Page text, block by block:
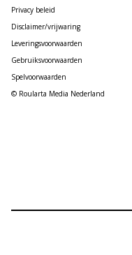
Privacy beleid
Disclaimer/vrijwaring
Leveringsvoorwaarden
Gebruiksvoorwaarden
Spelvoorwaarden
© Roularta Media Nederland